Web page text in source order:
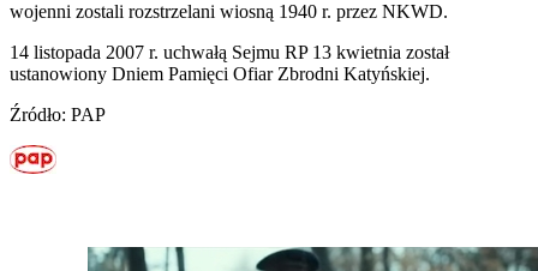
wojenni zostali rozstrzelani wiosną 1940 r. przez NKWD.
14 listopada 2007 r. uchwałą Sejmu RP 13 kwietnia został
ustanowiony Dniem Pamięci Ofiar Zbrodni Katyńskiej.
Źródło: PAP